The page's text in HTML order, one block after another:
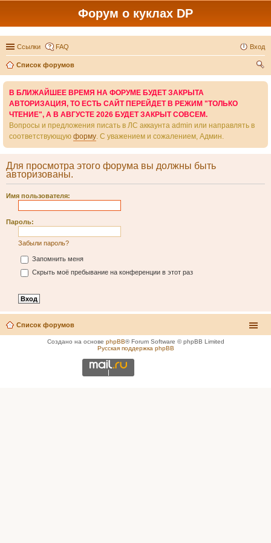
Форум о куклах DP
Ссылки FAQ Вход
Список форумов
В БЛИЖАЙШЕЕ ВРЕМЯ НА ФОРУМЕ БУДЕТ ЗАКРЫТА
АВТОРИЗАЦИЯ, ТО ЕСТЬ САЙТ ПЕРЕЙДЕТ В РЕЖИМ "ТОЛЬКО
ЧТЕНИЕ", А В АВГУСТЕ 2026 БУДЕТ ЗАКРЫТ СОВСЕМ.
Вопросы и предложения писать в ЛС аккаунта admin или направлять в
соответствующую форму. С уважением и сожалением, Админ.
Для просмотра этого форума вы должны быть
авторизованы.
Имя пользователя:
Пароль:
Забыли пароль?
Запомнить меня
Скрыть моё пребывание на конференции в этот раз
Список форумов
Создано на основе phpBB® Forum Software © phpBB Limited
Русская поддержка phpBB